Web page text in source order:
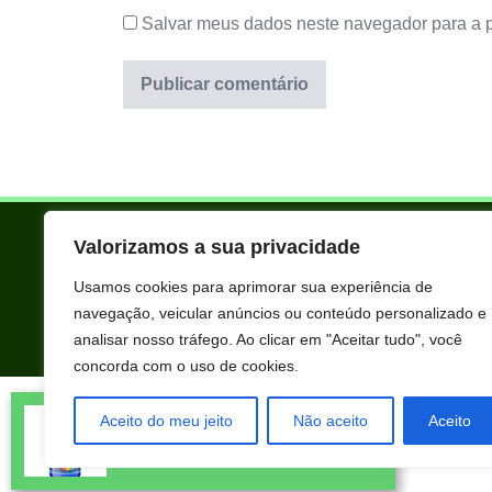
Valorizamos a sua privacidade
Usamos cookies para aprimorar sua experiência de
navegação, veicular anúncios ou conteúdo personalizado e
analisar nosso tráfego. Ao clicar em "Aceitar tudo", você
concorda com o uso de cookies.
Aceito do meu jeito Não aceito Aceito
Salvar meus dados neste navegador para a
Todos os produtos oferecidos aqui são selecionados manualmente
extraordinários para você que está realmente comprometido com
Joana Maria Pereira acabou de